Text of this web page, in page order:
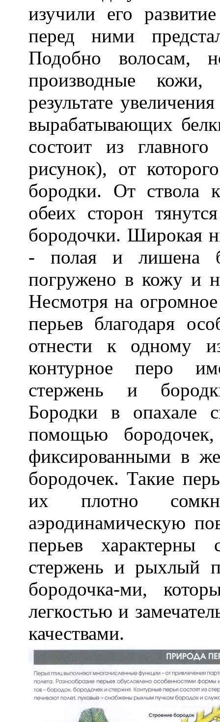
изучили его
перед ними
Подобно волосам,
производные
результате
вырабатывающих
состоит из
рисунок), от
бородки. От ствола
обеих сторон
бородочки. Широкая
- полая и лишена
погружено в кожу и
Несмотря на
перьев благодаря
отнести к одному
контурное перо
стержень и
Бородки в опахале
помощью
фиксированными в
бородочек. Такие
их плотно
аэродинамическую
перьев характерны
стержень и рыхлый
бородочка-ми,
легкостью и
качествами.